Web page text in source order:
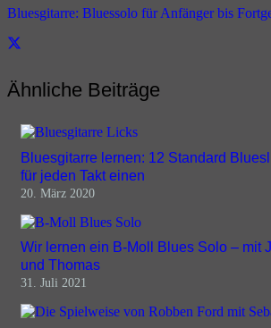
Bluesgitarre: Bluessolo für Anfänger bis
Ähnliche Beiträge
Bluesgitarre lernen: 12 Standard
für jeden Takt einen
20. März 2020
Wir lernen ein B-Moll Blues Solo – mit
und Thomas
31. Juli 2021